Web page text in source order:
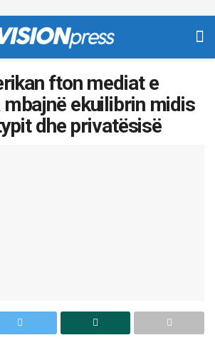
fton mediat e
ekuilibrin midis
dhe privatësisë